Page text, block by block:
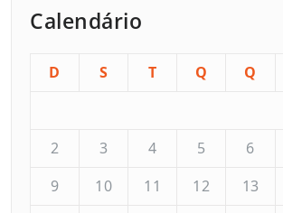
Calendário
D S T Q Q
2
3 4 5 6
9
10 11 12 13